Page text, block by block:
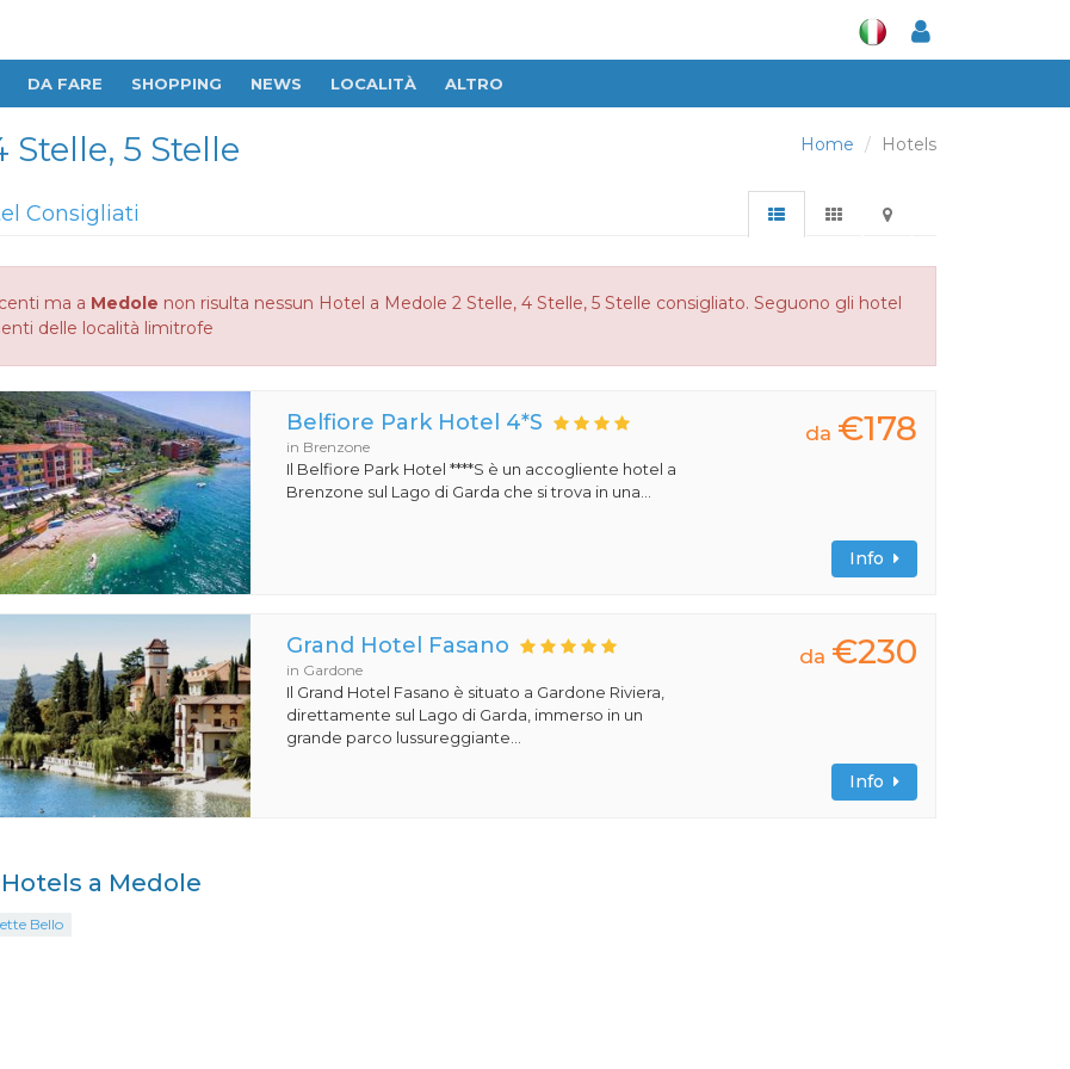
DA FARE SHOPPING NEWS LOCALITÀ ALTRO
Home Hotels
Stelle, 5 Stelle
Consigliati
ma a Medole non risulta nessun Hotel a Medole 2 Stelle, 4 Stelle, 5 Stelle consigliato. Seguono gli hotel
delle località limitrofe
Belfiore Park Hotel 4*S
in Brenzone
Il Belfiore Park Hotel ****S è un accogliente hotel a
Brenzone sul Lago di Garda che si trova in una...
da €178
Info
Grand Hotel Fasano
in Gardone
Il Grand Hotel Fasano è situato a Gardone Riviera,
direttamente sul Lago di Garda, immerso in un
grande parco lussureggiante...
da €230
Info
a Medole
Bello